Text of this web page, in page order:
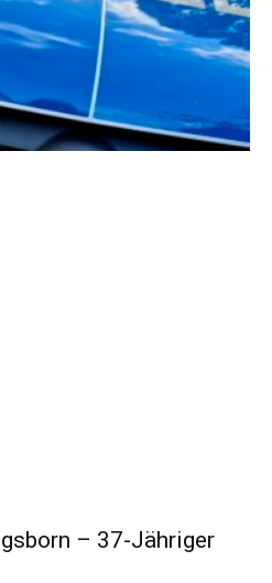
– 37-Jähriger